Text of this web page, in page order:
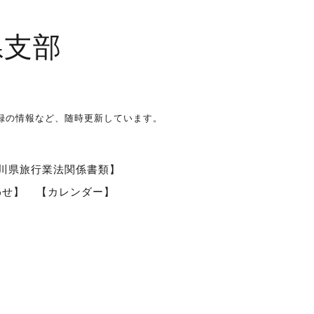
部
情報など、随時更新しています。
県旅行業法関係書類】
】
【カレンダー】